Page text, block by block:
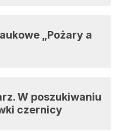
„Pożary a
W poszukiwaniu
czernicy